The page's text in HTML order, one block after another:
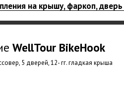
на крышу, фаркоп, дверь
WellTour BikeHook
5 дверей, 12- гг. гладкая крыша